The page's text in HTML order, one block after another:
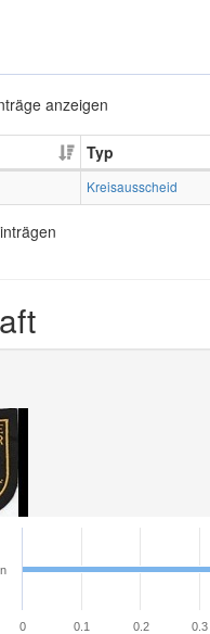
anzeigen
Typ
Kreisausscheid
0 0.1 0.2 0.3